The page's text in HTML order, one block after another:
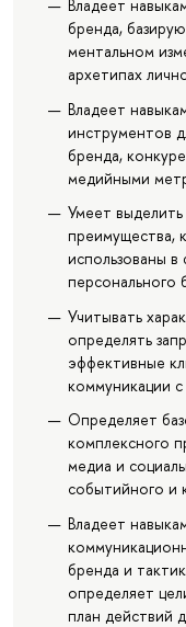
Владеет
бренда,
ментальном
архетипах
Владеет
инструментов
бренда,
медийными
Умеет
преимущества,
использованы
персонального
Учитывать
определять
эффективные
коммуникации
Определяет
комплексного
медиа и
событийного и
Владеет
бренда и
определяет
план действий